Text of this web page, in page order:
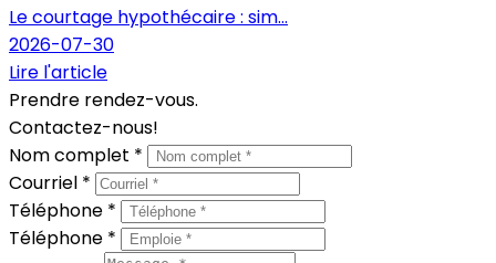
Le courtage hypothécaire : sim...
2026-07-30
Lire l'article
Prendre rendez-vous.
Contactez-nous!
Nom complet *
Courriel *
Téléphone *
Téléphone *